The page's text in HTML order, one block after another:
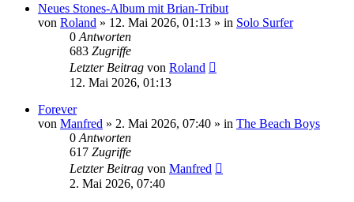
Neues Stones-Album mit Brian-Tribut
von Roland » 12. Mai 2026, 01:13 » in Solo Surfer
0 Antworten
683 Zugriffe
Letzter Beitrag von Roland
12. Mai 2026, 01:13
Forever
von Manfred » 2. Mai 2026, 07:40 » in The Beach Boys
0 Antworten
617 Zugriffe
Letzter Beitrag von Manfred
2. Mai 2026, 07:40